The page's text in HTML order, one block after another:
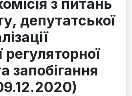
з питань
депутатської
запобігання